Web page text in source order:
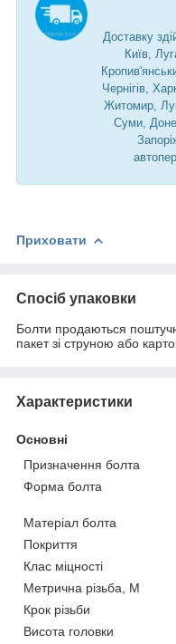
Доставку
Київ,
Чернігів,
Житомир,
Суми,
Приховати
Спосіб упаковки
Болти продаються
пакет зі струною або
Характеристики
Основні
Призначення болта
Форма болта
Матеріал болта
Покриття
Клас міцності
Метрична різьба, М
Крок різьби
Висота головки